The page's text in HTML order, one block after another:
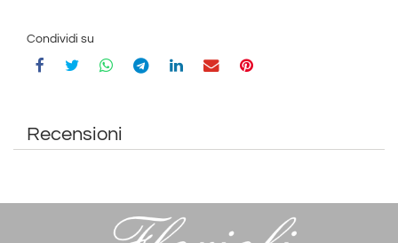
Condividi su
Recensioni